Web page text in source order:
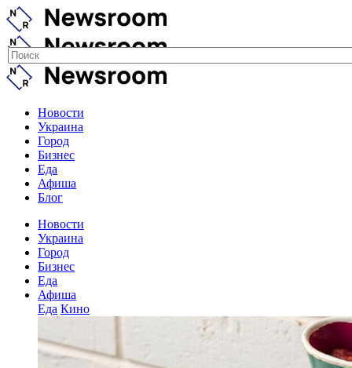
Новости
Украина
Город
Бизнес
Еда
Афиша
Блог
Новости
Украина
Город
Бизнес
Еда
Афиша
Еда Кино